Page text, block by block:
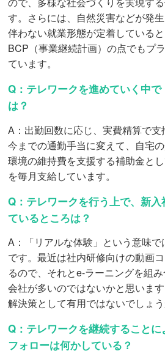
す。さらには、自然災害などが発
伴わない就業形態が定着している
BCP（事業継続計画）の点でもプ
ています。
Q：テレワークを進めていく中
は？
A：出勤回数に応じ、実費精算で支
今までの通勤手当に変えて、自宅
環境の維持費を支援する補助金と
を毎月支給しています。
Q：テレワークを行う上で、新
ているところは？
A：「リアルな体験」という意味
です。最近は社内研修向けの動画
るので、それとe-ラーニングを組
会社が多いのではないかと思いま
解決策として有用ではないでしょう
Q：テレワークを継続することに
フォローは何かしている？